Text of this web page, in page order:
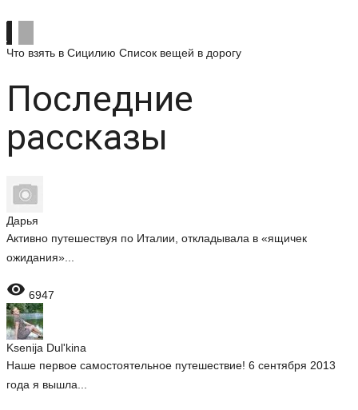
Что взять в Сицилию Список вещей в дорогу
Последние
рассказы
Дарья
Активно путешествуя по Италии, откладывала в «ящичек
ожидания»...
 6947
Ksenija Dul'kina
Наше первое самостоятельное путешествие! 6 сентября 2013
года я вышла...